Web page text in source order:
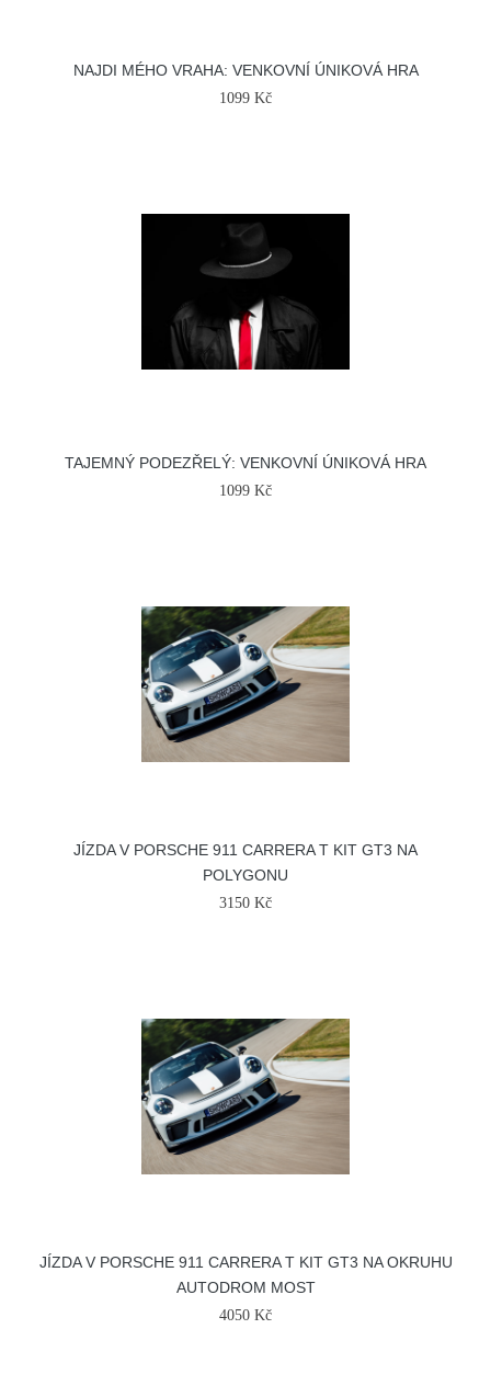
NAJDI MÉHO VRAHA: VENKOVNÍ ÚNIKOVÁ HRA
1099 Kč
TAJEMNÝ PODEZŘELÝ: VENKOVNÍ ÚNIKOVÁ HRA
1099 Kč
JÍZDA V PORSCHE 911 CARRERA T KIT GT3 NA
POLYGONU
3150 Kč
JÍZDA V PORSCHE 911 CARRERA T KIT GT3 NA OKRUHU
AUTODROM MOST
4050 Kč